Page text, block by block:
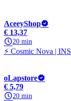
AceeyShop
€ 13,37
20 min
⚡ Cosmic Nova |
oLapstore
€ 5,79
20 min